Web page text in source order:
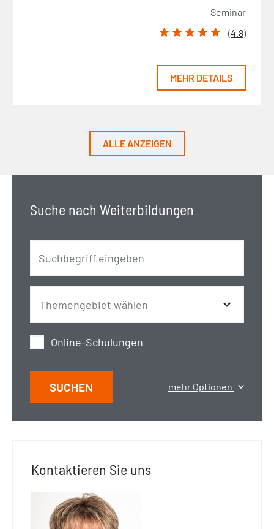
Seminar
(4.8)
MEHR DETAILS
ALLE ANZEIGEN
Suche nach Weiterbildungen
Online-Schulungen
SUCHEN mehr Optionen
Kontaktieren Sie uns